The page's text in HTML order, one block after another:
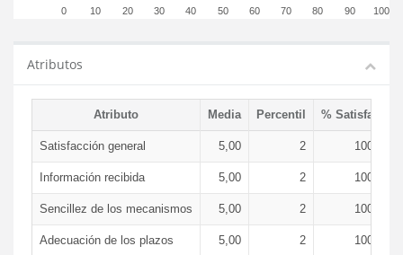
0 10 20 30 40 50 60 70 80 90 100
Atributos
Atributo Media Percentil % Satisfacción
Satisfacción general 5,00 2 100,00 %
Información recibida 5,00 2 100,00 %
Sencillez de los mecanismos 5,00 2 100,00 %
Adecuación de los plazos 5,00 2 100,00 %